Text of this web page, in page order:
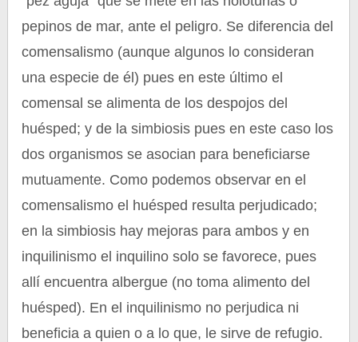
pepinos de mar, ante el peligro. Se diferencia del
comensalismo (aunque algunos lo consideran
una especie de él) pues en este último el
comensal se alimenta de los despojos del
huésped; y de la simbiosis pues en este caso los
dos organismos se asocian para beneficiarse
mutuamente. Como podemos observar en el
comensalismo el huésped resulta perjudicado;
en la simbiosis hay mejoras para ambos y en
inquilinismo el inquilino solo se favorece, pues
allí encuentra albergue (no toma alimento del
huésped). En el inquilinismo no perjudica ni
beneficia a quien o a lo que, le sirve de refugio.